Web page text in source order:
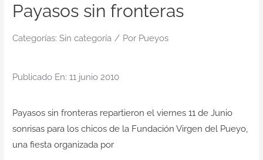
Apoyo personal y familiar
DisArte
Contacto
Payasos sin fronteras
Categorías: Sin categoría / Por Pueyos
Publicado En: 11 junio 2010
Payasos sin fronteras repartieron el viernes 11 de Junio
sonrisas para los chicos de la Fundación Virgen del Pueyo,
una fiesta organizada por